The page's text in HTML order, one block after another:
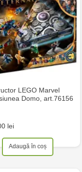
LEGO Marvel
Domo, art.76156
lei
Adaugă în coș